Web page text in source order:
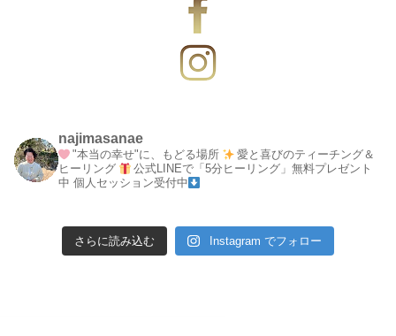
najimasanae
"本当の幸せ"に、もどる場所
愛と喜びのティーチング＆
ヒーリング
公式LINEで「5分ヒーリング」無料プレゼント
中 個人セッション受付中
さらに読み込む Instagram でフォロー